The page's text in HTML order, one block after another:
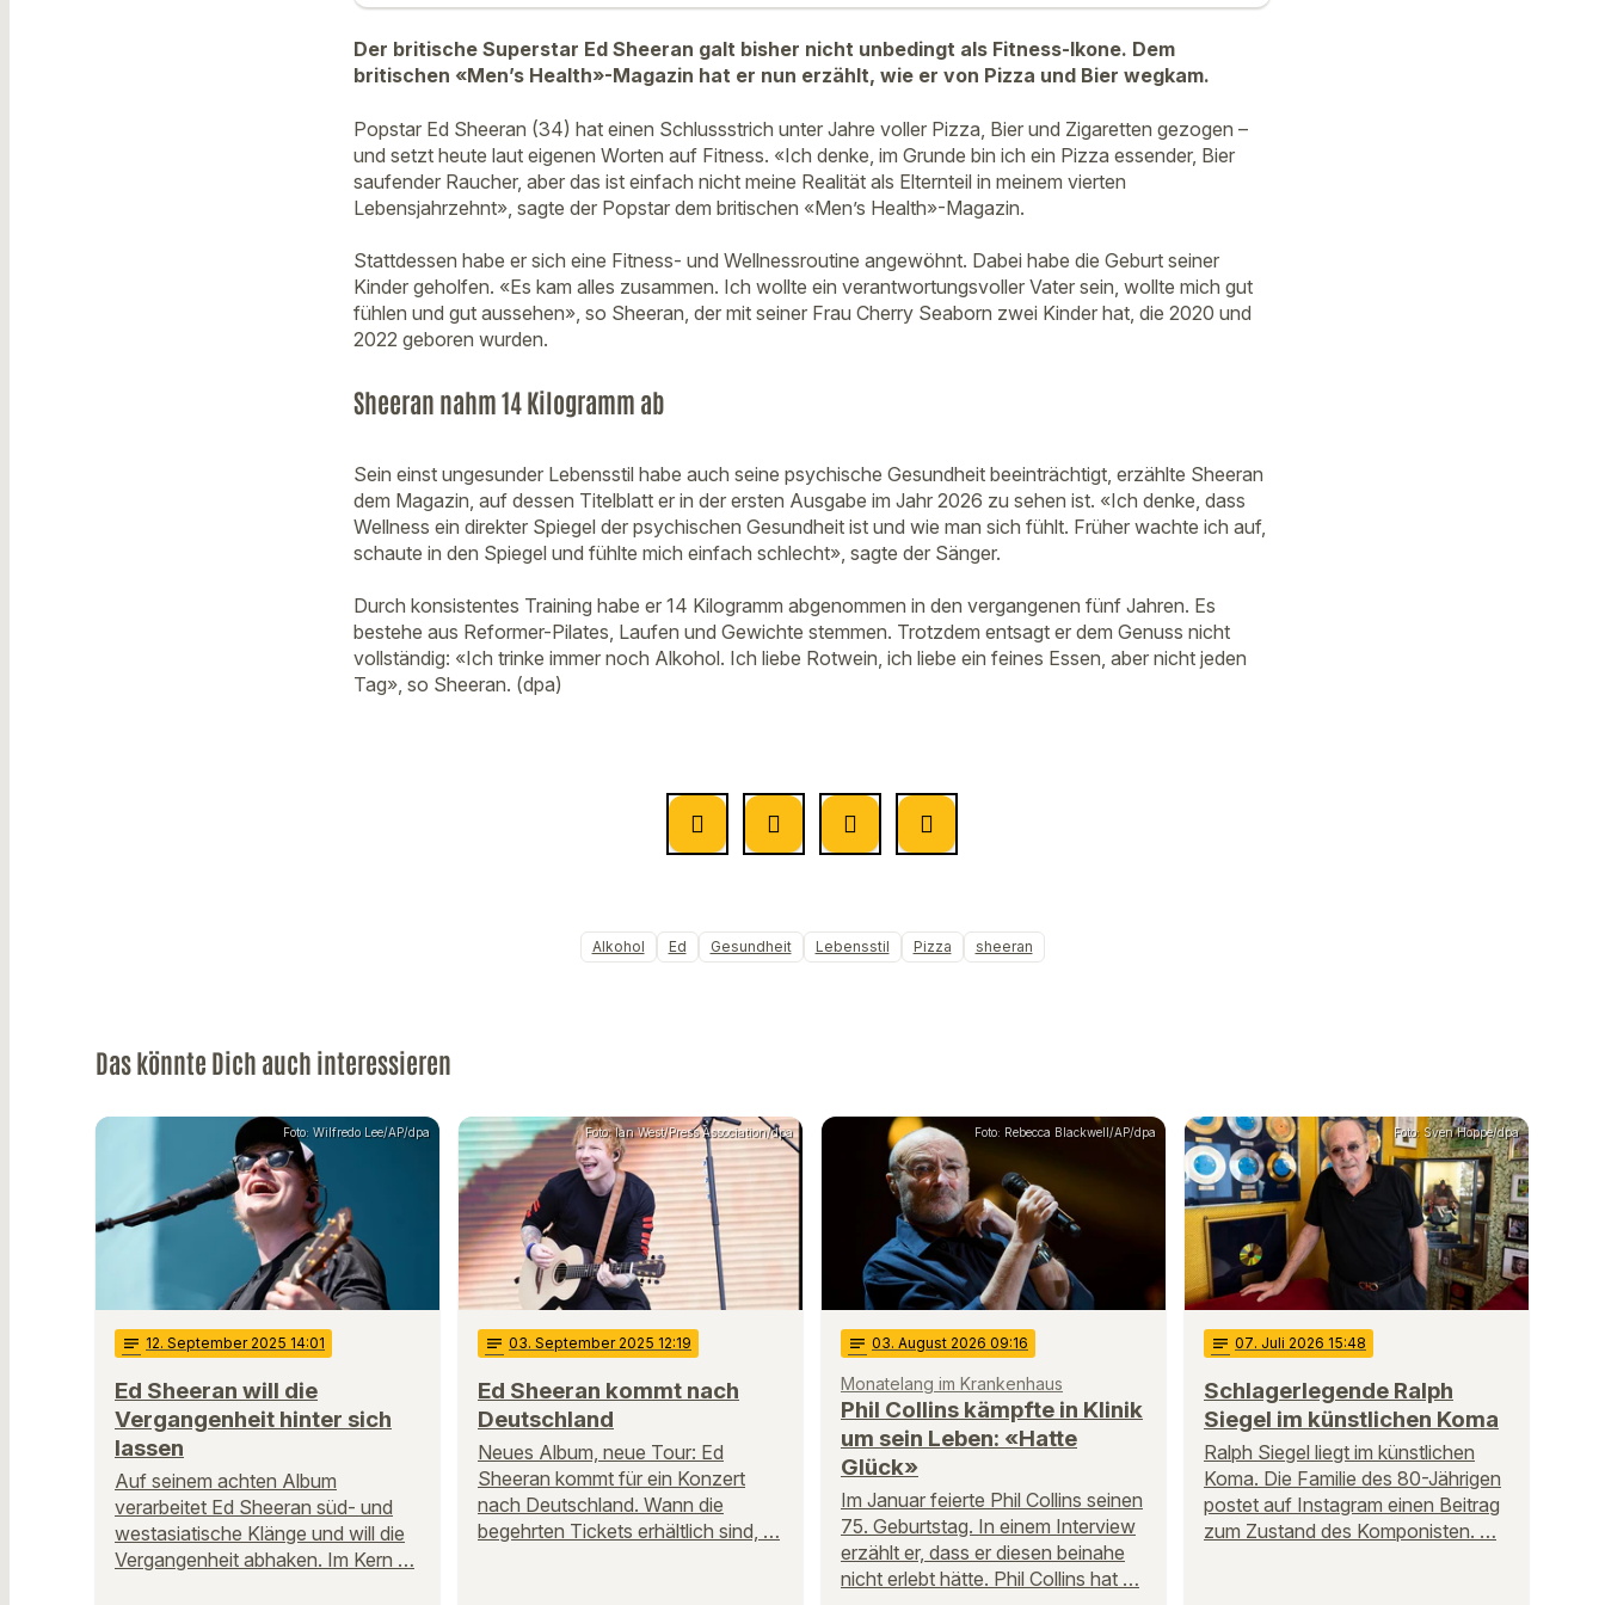
Der britische Superstar Ed Sheeran galt bisher nicht unbedingt als Fitness-Ikone. Dem
britischen «Men’s Health»-Magazin hat er nun erzählt, wie er von Pizza und Bier wegkam.
Popstar Ed Sheeran (34) hat einen Schlussstrich unter Jahre voller Pizza, Bier und Zigaretten gezogen –
und setzt heute laut eigenen Worten auf Fitness. «Ich denke, im Grunde bin ich ein Pizza essender, Bier
saufender Raucher, aber das ist einfach nicht meine Realität als Elternteil in meinem vierten
Lebensjahrzehnt», sagte der Popstar dem britischen «Men’s Health»-Magazin.
Stattdessen habe er sich eine Fitness- und Wellnessroutine angewöhnt. Dabei habe die Geburt seiner
Kinder geholfen. «Es kam alles zusammen. Ich wollte ein verantwortungsvoller Vater sein, wollte mich gut
fühlen und gut aussehen», so Sheeran, der mit seiner Frau Cherry Seaborn zwei Kinder hat, die 2020 und
2022 geboren wurden.
Sheeran nahm 14 Kilogramm ab
Sein einst ungesunder Lebensstil habe auch seine psychische Gesundheit beeinträchtigt, erzählte Sheeran
dem Magazin, auf dessen Titelblatt er in der ersten Ausgabe im Jahr 2026 zu sehen ist. «Ich denke, dass
Wellness ein direkter Spiegel der psychischen Gesundheit ist und wie man sich fühlt. Früher wachte ich auf,
schaute in den Spiegel und fühlte mich einfach schlecht», sagte der Sänger.
Durch konsistentes Training habe er 14 Kilogramm abgenommen in den vergangenen fünf Jahren. Es
bestehe aus Reformer-Pilates, Laufen und Gewichte stemmen. Trotzdem entsagt er dem Genuss nicht
vollständig: «Ich trinke immer noch Alkohol. Ich liebe Rotwein, ich liebe ein feines Essen, aber nicht jeden
Tag», so Sheeran. (dpa)
Alkohol Ed Gesundheit Lebensstil Pizza sheeran
Das könnte Dich auch interessieren
Foto: Wilfredo Lee/AP/dpa
notes 12. September 2025 14:01
Ed Sheeran will die
Vergangenheit hinter sich
lassen
Auf seinem achten Album
verarbeitet Ed Sheeran süd- und
westasiatische Klänge und will die
Vergangenheit abhaken. Im Kern …
Foto: Ian West/Press Association/dpa
notes 03. September 2025 12:19
Ed Sheeran kommt nach
Deutschland
Neues Album, neue Tour: Ed
Sheeran kommt für ein Konzert
nach Deutschland. Wann die
begehrten Tickets erhältlich sind, …
Foto: Rebecca Blackwell/AP/dpa
notes 03. August 2026 09:16
Monatelang im Krankenhaus
Phil Collins kämpfte in Klinik
um sein Leben: «Hatte
Glück»
Im Januar feierte Phil Collins seinen
75. Geburtstag. In einem Interview
erzählt er, dass er diesen beinahe
nicht erlebt hätte. Phil Collins hat …
Foto: Sven Hoppe/dpa
notes 07. Juli 2026 15:48
Schlagerlegende Ralph
Siegel im künstlichen Koma
Ralph Siegel liegt im künstlichen
Koma. Die Familie des 80-Jährigen
postet auf Instagram einen Beitrag
zum Zustand des Komponisten. …